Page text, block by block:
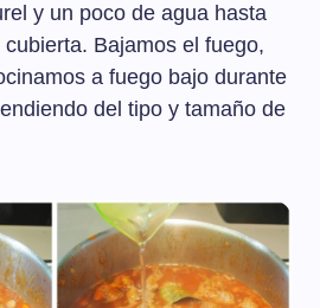
y un poco de agua hasta
Bajamos el fuego,
a fuego bajo durante
del tipo y tamaño de